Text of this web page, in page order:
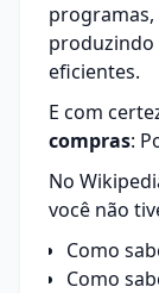
produzindo
eficientes.
E com
compras:
No
você não
Como
Como